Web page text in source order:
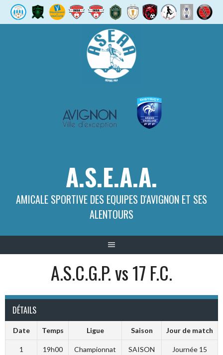
A.S.E.A.A.
AMICALE SPORTIVE DES EQUIPES D'AVIGNON ET SES
ALENTOURS
A.S.C.G.P. vs 17 F.C.
DÉTAILS
Date Temps Ligue Saison Jour de match
1
19h00
Championnat
SAISON
Journée 15